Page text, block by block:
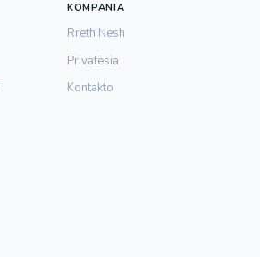
KOMPANIA
Rreth Nesh
Privatësia
Kontakto